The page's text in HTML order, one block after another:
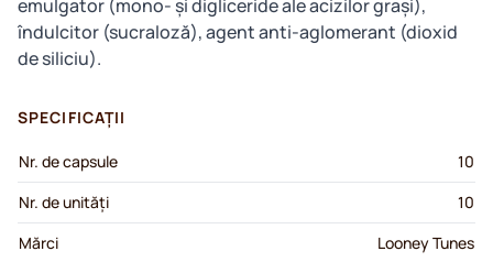
emulgator (mono- și digliceride ale acizilor grași),
îndulcitor (sucraloză), agent anti-aglomerant (dioxid
de siliciu).
SPECIFICAȚII
Nr. de capsule
10
Nr. de unități
10
Mărci
Looney Tunes